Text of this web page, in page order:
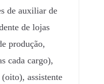
de auxiliar de
de lojas
produção,
cada cargo),
assistente